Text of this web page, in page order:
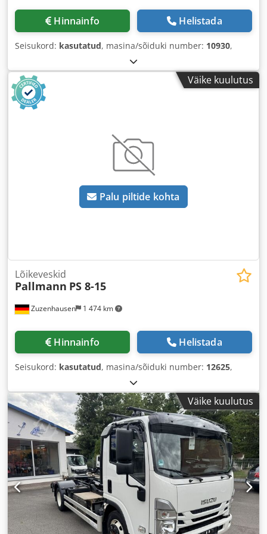
Hinnainfo Helistada
Seisukord: kasutatud, masina/sõiduki number: 10930,
Väike kuulutus
Palu piltide kohta
Zuzenhausen 1 474 km
Lõikeveskid
Pallmann PS 8-15
Hinnainfo Helistada
Seisukord: kasutatud, masina/sõiduki number: 12625,
Väike kuulutus